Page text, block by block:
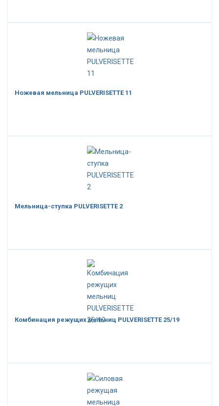
Ножевая мельница PULVERISETTE 11
Мельница-ступка PULVERISETTE 2
Комбинация режущих мельниц PULVERISETTE 25/19